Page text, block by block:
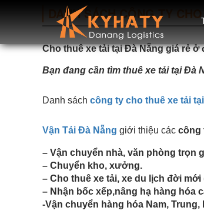
DANH SÁCH CÔNG TY
Cho thuê xe tải tại Đà Nẵng giá rẻ ở
Bạn đang cần tìm thuê xe tải tại Đà
Danh sách công ty cho thuê xe tải
Vận Tải Đà Nẵng giới thiệu các công
– Vận chuyển nhà, văn phòng trọn
– Chuyển kho, xưởng.
– Cho thuê xe tải, xe du lịch đời mới
– Nhận bốc xếp,nâng hạ hàng
-Vận chuyển hàng hóa Nam,